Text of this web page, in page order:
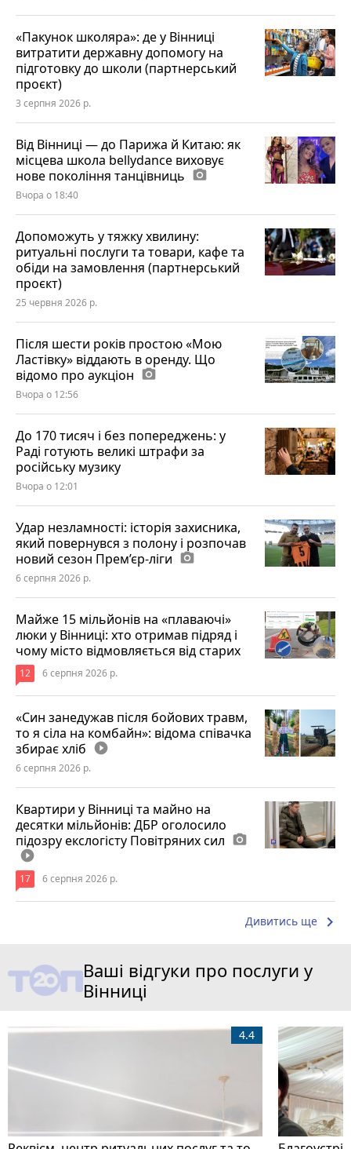
«Пакунок школяра»: де у Вінниці
витратити державну допомогу на
підготовку до школи (партнерський
проєкт)
3 серпня 2026 р.
Від Вінниці — до Парижа й Китаю: як
місцева школа bellydance виховує
нове покоління танцівниць photo_camera
Вчора о 18:40
Допоможуть у тяжку хвилину:
ритуальні послуги та товари, кафе та
обіди на замовлення (партнерський
проєкт)
25 червня 2026 р.
Після шести років простою «Мою
Ластівку» віддають в оренду. Що
відомо про аукціон photo_camera
Вчора о 12:56
До 170 тисяч і без попереджень: у
Раді готують великі штрафи за
російську музику
Вчора о 12:01
Удар незламності: історія захисника,
який повернувся з полону і розпочав
новий сезон Прем’єр-ліги photo_camera
6 серпня 2026 р.
Майже 15 мільйонів на «плаваючі»
люки у Вінниці: хто отримав підряд і
чому місто відмовляється від старих
12 6 серпня 2026 р.
«Син занедужав після бойових травм,
то я сіла на комбайн»: відома співачка
збирає хліб play_circle_filled
6 серпня 2026 р.
Квартири у Вінниці та майно на
десятки мільйонів: ДБР оголосило
підозру екслогісту Повітряних сил photo_camera
play_circle_filled
17 6 серпня 2026 р.
Дивитись ще keyboard_arrow_right
Ваші відгуки про послуги у
Вінниці
4.4